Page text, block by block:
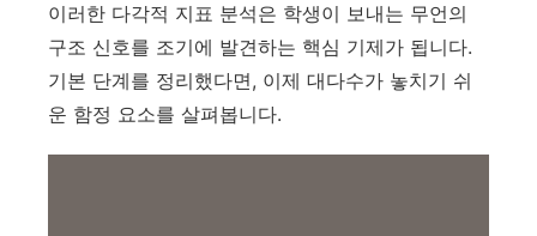
이러한 다각적 지표 분석은 학생이 보내는 무언의
구조 신호를 조기에 발견하는 핵심 기제가 됩니다.
기본 단계를 정리했다면, 이제 대다수가 놓치기 쉬
운 함정 요소를 살펴봅니다.